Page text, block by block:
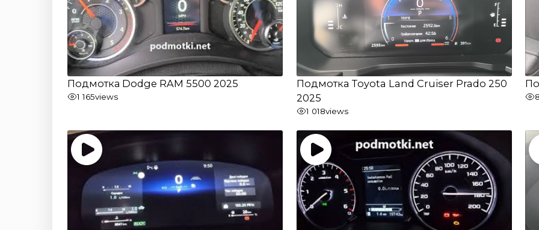
Подмотка Dodge RAM 5500 2025
1 165views
Подмотка Toyota Land Cruiser Prado 250
2025
1 018views